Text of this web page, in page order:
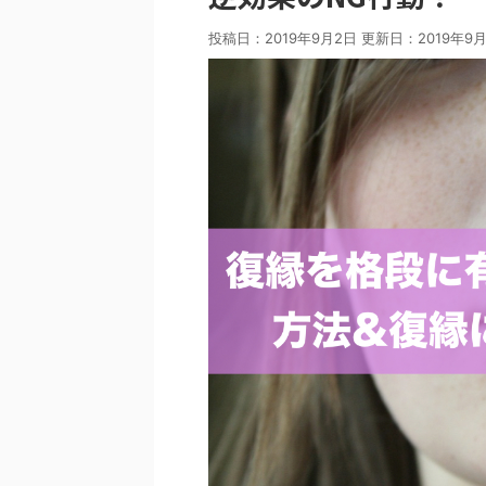
投稿日：2019年9月2日 更新日： 2019年9